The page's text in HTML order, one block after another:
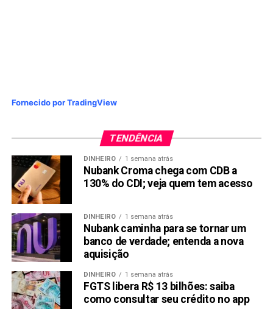
Fornecido por TradingView
TENDÊNCIA
DINHEIRO 1 semana atrás
Nubank Croma chega com CDB a
130% do CDI; veja quem tem acesso
DINHEIRO 1 semana atrás
Nubank caminha para se tornar um
banco de verdade; entenda a nova
aquisição
DINHEIRO 1 semana atrás
FGTS libera R$ 13 bilhões: saiba
como consultar seu crédito no app